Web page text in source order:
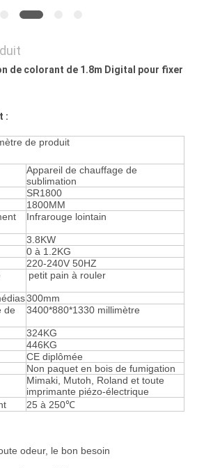
de colorant de 1.8m Digital pour fixer
:
de produit
Appareil de chauffage de
sublimation
SR1800
1800MM
Infrarouge lointain
3.8KW
0 à 1.2KG
220-240V 50HZ
petit pain à rouler
300mm
de
3400*880*1330 millimètre
324KG
446KG
CE diplômée
Non paquet en bois de fumigation
Mimaki, Mutoh, Roland et toute
imprimante piézo-électrique
25 à 250℃
odeur, le bon besoin